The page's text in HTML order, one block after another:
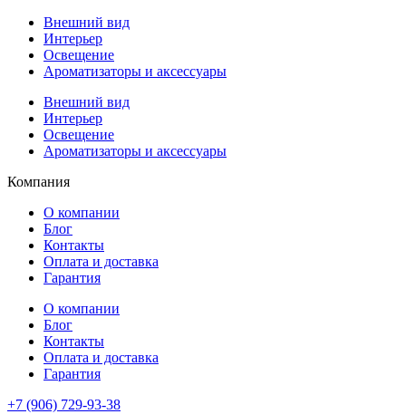
Внешний вид
Интерьер
Освещение
Ароматизаторы и аксессуары
Внешний вид
Интерьер
Освещение
Ароматизаторы и аксессуары
Компания
О компании
Блог
Контакты
Оплата и доставка
Гарантия
О компании
Блог
Контакты
Оплата и доставка
Гарантия
+7 (906) 729-93-38